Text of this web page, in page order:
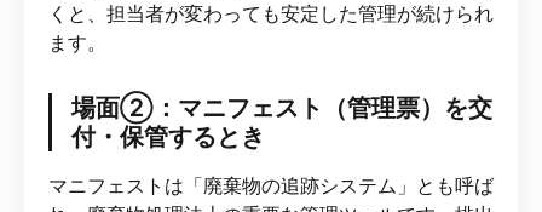
くと、担当者が変わっても安定した管理が続けられ
ます。
場面②：マニフェスト（管理票）を交
付・保管するとき
マニフェストは「廃棄物の追跡システム」とも呼ば